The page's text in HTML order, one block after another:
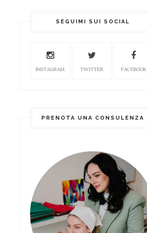
SEGUIMI SUI SOCIAL
INSTAGRAM TWITTER FACEBOOK
PRENOTA UNA CONSULENZA